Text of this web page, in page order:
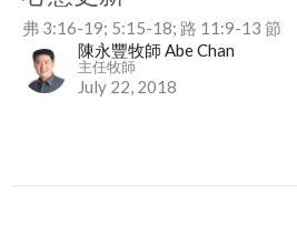
弗 3:16-19; 5:15-18; 路 11:9-13 節
陳永豐牧師 Abe Chan
主任牧師
July 22, 2018